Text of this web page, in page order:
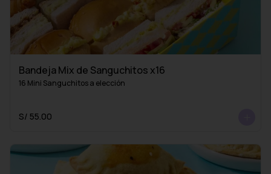
Bandeja Mix de Sanguchitos x16
16 Mini Sanguchitos a elección
S/ 55.00